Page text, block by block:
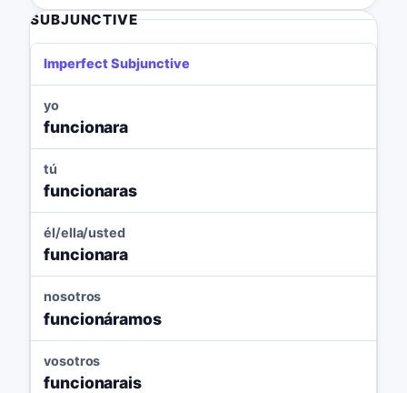
SUBJUNCTIVE
Imperfect Subjunctive
yo
funcionara
tú
funcionaras
él/ella/usted
funcionara
nosotros
funcionáramos
vosotros
funcionarais